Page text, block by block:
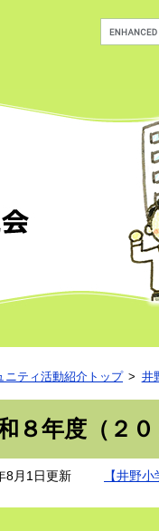
井野小学校区
ニティ活動紹介トップ 井
８年度（２０
8月1日更新 【井野